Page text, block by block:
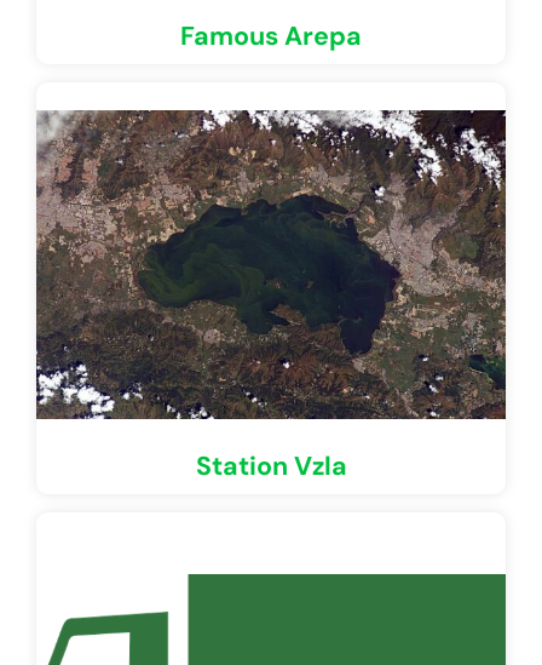
Famous Arepa
Station Vzla